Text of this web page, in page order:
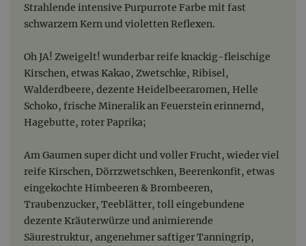
Strahlende intensive Purpurrote Farbe mit fast
schwarzem Kern und violetten Reflexen.
Oh JA! Zweigelt! wunderbar reife knackig-fleischige
Kirschen, etwas Kakao, Zwetschke, Ribisel,
Walderdbeere, dezente Heidelbeeraromen, Helle
Schoko, frische Mineralik an Feuerstein erinnernd,
Hagebutte, roter Paprika;
Am Gaumen super dicht und voller Frucht, wieder viel
reife Kirschen, Dörrzwetschken, Beerenkonfit, etwas
eingekochte Himbeeren & Brombeeren,
Traubenzucker, Teeblätter, toll eingebundene
dezente Kräuterwürze und animierende
Säurestruktur, angenehmer saftiger Tanningrip,